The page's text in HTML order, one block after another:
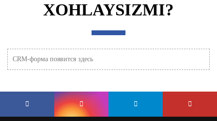
XOHLAYSIZMI?
CRM-форма появится здесь